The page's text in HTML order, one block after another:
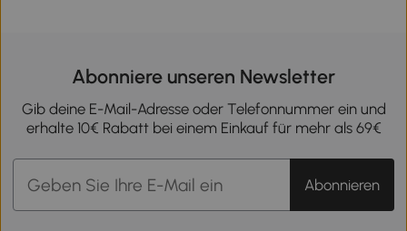
Abonniere unseren Newsletter
Gib deine E-Mail-Adresse oder Telefonnummer ein und
erhalte 10€ Rabatt bei einem Einkauf für mehr als 69€
Abonnieren